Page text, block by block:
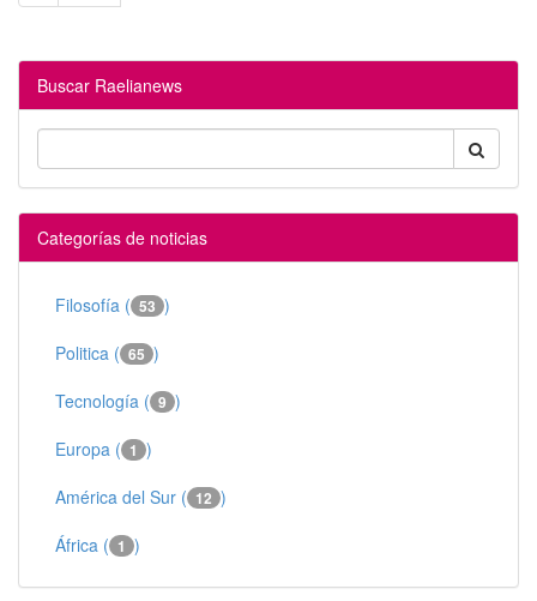
Buscar Raelianews
Categorías de noticias
Filosofía ( 53 )
Politica ( 65 )
Tecnología ( 9 )
Europa ( 1 )
América del Sur ( 12 )
África ( 1 )